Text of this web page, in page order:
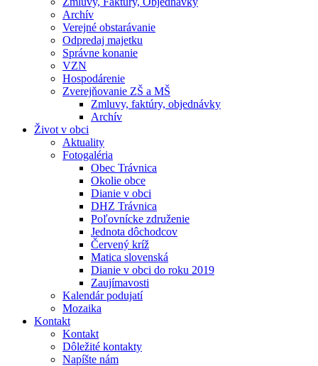
Archív
Verejné obstarávanie
Odpredaj majetku
Správne konanie
VZN
Hospodárenie
Zverejňovanie ZŠ a MŠ
Zmluvy, faktúry, objednávky
Archív
Život v obci
Aktuality
Fotogaléria
Obec Trávnica
Okolie obce
Dianie v obci
DHZ Trávnica
Poľovnícke združenie
Jednota dôchodcov
Červený kríž
Matica slovenská
Dianie v obci do roku 2019
Zaujímavosti
Kalendár podujatí
Mozaika
Kontakt
Kontakt
Dôležité kontakty
Napíšte nám